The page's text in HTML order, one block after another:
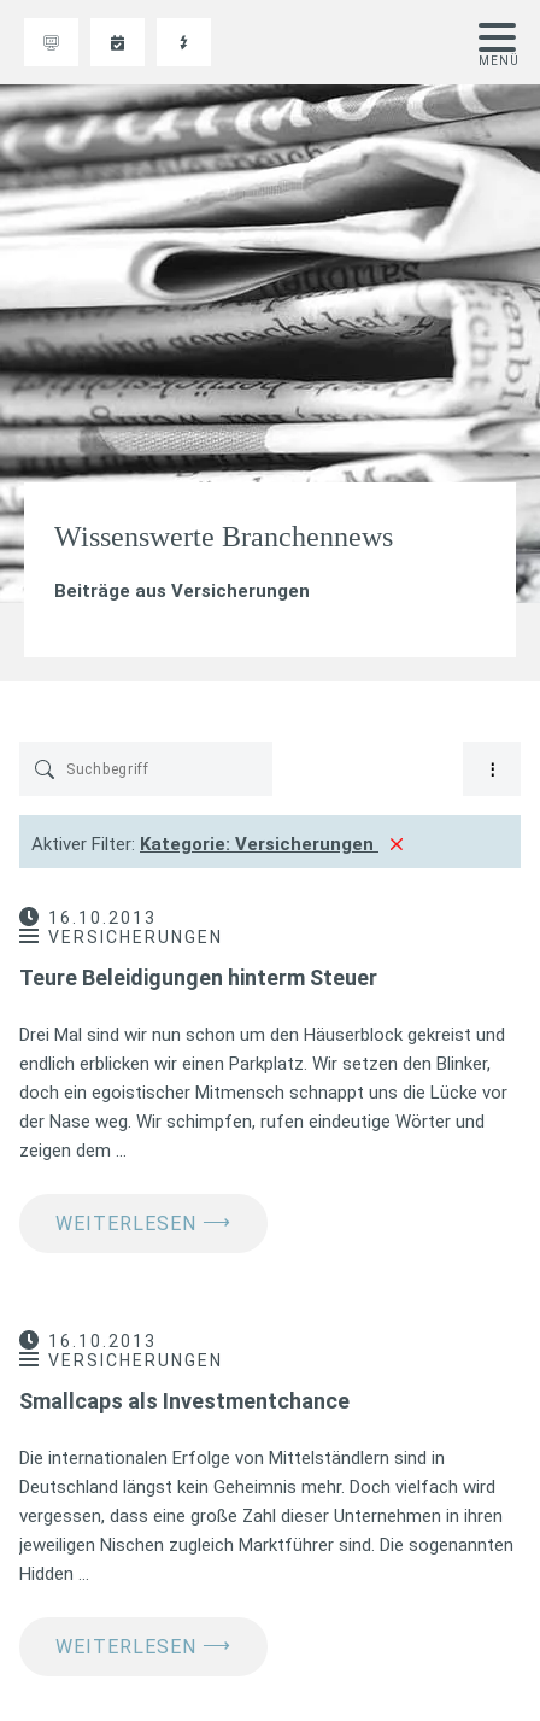
Wissenswerte Branchennews
Beiträge aus Versicherungen
Aktiver Filter: Kategorie: Versicherungen
16.10.2013
VERSICHERUNGEN
Teure Beleidigungen hinterm Steuer
Drei Mal sind wir nun schon um den Häuserblock gekreist und
endlich erblicken wir einen Parkplatz. Wir setzen den Blinker,
doch ein egoistischer Mitmensch schnappt uns die Lücke vor
der Nase weg. Wir schimpfen, rufen eindeutige Wörter und
zeigen dem …
WEITERLESEN ⟶
16.10.2013
VERSICHERUNGEN
Smallcaps als Investmentchance
Die internationalen Erfolge von Mittelständlern sind in
Deutschland längst kein Geheimnis mehr. Doch vielfach wird
vergessen, dass eine große Zahl dieser Unternehmen in ihren
jeweiligen Nischen zugleich Marktführer sind. Die sogenannten
Hidden …
WEITERLESEN ⟶